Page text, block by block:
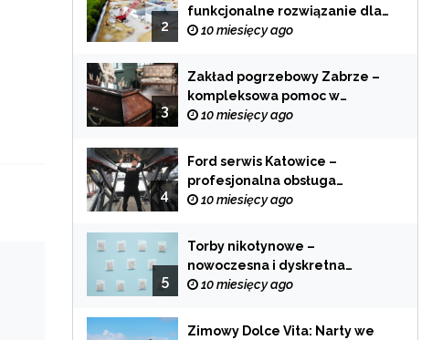
2
funkcjonalne rozwiązanie dla
każdej branży
10 miesięcy ago
3
Zakład pogrzebowy Zabrze –
kompleksowa pomoc w
trudnych chwilach
10 miesięcy ago
4
Ford serwis Katowice –
profesjonalna obsługa
Twojego samochodu
10 miesięcy ago
5
Torby nikotynowe –
nowoczesna i dyskretna
alternatywa dla tradycyjnego
10 miesięcy ago
Zimowy Dolce Vita: Narty we